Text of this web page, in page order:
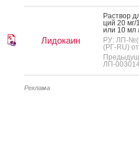
Лидокаин
Рас­твор
ций 20 мг/
или 10 мл
РУ: ЛП-
(РГ-RU)
ЛП-
Реклама